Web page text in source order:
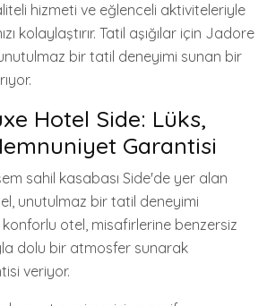
hizmeti ve eğlenceli aktiviteleriyle
kolaylaştırır. Tatil aşığılar için Jadore
bir tatil deneyimi sunan bir
Hotel Side: Lüks,
Garantisi
sahil kasabası Side'de yer alan
unutulmaz bir tatil deneyimi
konforlu otel, misafirlerine benzersiz
dolu bir atmosfer sunarak
veriyor.